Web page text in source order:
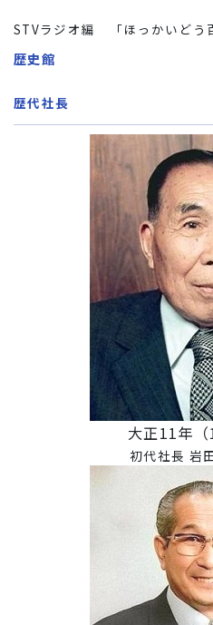
STVラジオ編 「ほっかいどう
歴史館
歴代社長
大正11年
初代社長 岩